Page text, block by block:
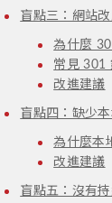
盲點三：網站
為什麼
常見 301
改進建議
盲點四：缺少本
為什麼本
改進建議
盲點五：沒有